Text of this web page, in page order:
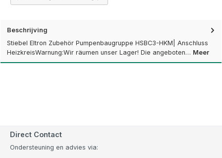
Beschrijving
Stiebel Eltron Zubehör Pumpenbaugruppe HSBC3-HKM| Anschluss
HeizkreisWarnung:Wir räumen unser Lager! Die angeboten… Meer
Direct Contact
Ondersteuning en advies via: